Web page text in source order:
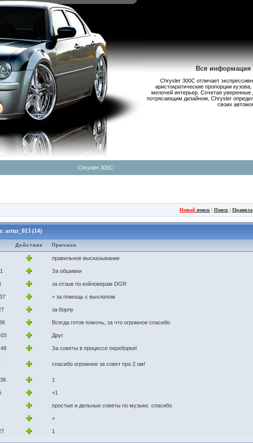
Вся информация
Chrysler 300С отличает
аристократические пропорции
мелочей интерьер. Сочетая уверенные
потрясающим дизайном, Chrysler
своих
Chrysler 300C
Новыйпоиск| Поиск| Правила
artur_013 (14)
Действие Причина
правильное высказывание
За обшивки
за отзыв по койловерам DGR
+ за помощь с выхлопом
за борлу
Всегда готов помочь, за что огромное спасибо
Друг
За советы в процессе переборки!
спасибо огромное за совет про 2 ом!
1
+1
простые и дельные советы по музыке. спасибо
+
1